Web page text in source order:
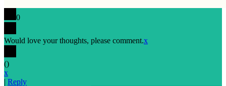
0
Would love your thoughts, please comment.x
()
x
| Reply